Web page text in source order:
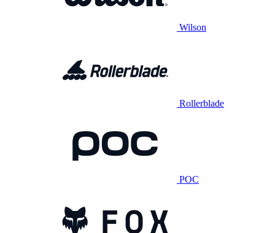
Wilson
Rollerblade
POC